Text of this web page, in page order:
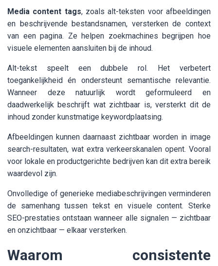
Media content tags, zoals alt-teksten voor afbeeldingen
en beschrijvende bestandsnamen, versterken de context
van een pagina. Ze helpen zoekmachines begrijpen hoe
visuele elementen aansluiten bij de inhoud.
Alt-tekst speelt een dubbele rol. Het verbetert
toegankelijkheid én ondersteunt semantische relevantie.
Wanneer deze natuurlijk wordt geformuleerd en
daadwerkelijk beschrijft wat zichtbaar is, versterkt dit de
inhoud zonder kunstmatige keywordplaatsing.
Afbeeldingen kunnen daarnaast zichtbaar worden in image
search-resultaten, wat extra verkeerskanalen opent. Vooral
voor lokale en productgerichte bedrijven kan dit extra bereik
waardevol zijn.
Onvolledige of generieke mediabeschrijvingen verminderen
de samenhang tussen tekst en visuele content. Sterke
SEO-prestaties ontstaan wanneer alle signalen — zichtbaar
en onzichtbaar — elkaar versterken.
Waarom consistente